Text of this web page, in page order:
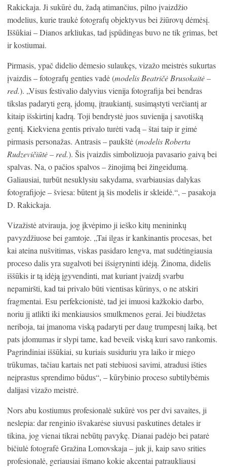
Rakickaja. Ji sukūrė du, žadą atimančius, pilno įvaizdžio
modelius, kurie traukė fotografų objektyvus bei žiūrovų dėmėsį.
Iššūkiai – Dianos arkliukas, tad įspūdingas buvo ne tik grimas, bet
ir kostiumai.
Pirmasis, ypač didelio dėmesio sulaukęs, vizažo meistrės sukurtas
įvaizdis – fotografų genties vadė (modelis Beatričė Brusokaitė –
red.). „Visus festivalio dalyvius vienija fotografija bei bendras
tikslas padaryti gerą, įdomų, įtraukiantį, susimąstyti verčiantį ar
kitaip išskirtinį kadrą. Toji bendrystė juos suvienija į savotišką
gentį. Kiekviena gentis privalo turėti vadą – štai taip ir gimė
pirmasis personažas. Antrasis – paukštė (modelis Roberta
Rudzevičiūtė – red.). Šis įvaizdis simbolizuoja pavasario gaivą bei
spalvas. Na, o pačios spalvos – žinojimą bei žingeidumą.
Galiausiai, turbūt nesuklysiu sakydama, svarbiausias dalykas
fotografijoje – šviesa: būtent ją šis modelis ir skleidė.“, – pasakoja
D. Rakickaja.
Vizažistė atvirauja, jog įkvėpimo ji ieško kitų menininkų
pavyzdžiuose bei gamtoje. „Tai ilgas ir kankinantis procesas, bet
kai ateina nušvitimas, viskas pasidaro lengva, mat sudėtingiausia
proceso dalis yra sugalvoti bei išsigryninti idėją. Žinoma, didelis
iššūkis ir tą idėją įgyvendinti, mat kuriant įvaizdį svarbu
nepamiršti, kad tai privalo būti vientisas kūrinys, o ne atskiri
fragmentai. Esu perfekcionistė, tad jei imuosi kažkokio darbo,
noriu jį atlikti iki menkiausios smulkmenos gerai. Jei biudžetas
neriboja, tai įmanoma viską padaryti per daug trumpesnį laiką, bet
pats įdomumas ir slypi tame, kad beveik viską kuri savo rankomis.
Pagrindiniai iššūkiai, su kuriais susiduriu yra laiko ir miego
trūkumas, tačiau kartais net pati stebiuosi savimi, atradusi išties
neįprastus sprendimo būdus“, – kūrybinio proceso subtilybėmis
dalijasi vizažo meistrė.
Nors abu kostiumus profesionalė sukūrė vos per dvi savaites, ji
neslepia: dar renginio išvakarėse siuvusi paskutines detales ir
tikina, jog vienai tikrai nebūtų pavykę. Dianai padėjo bei patarė
bičiulė fotografė Gražina Lomovskaja – juk ji, kaip savo srities
profesionalė, geriausiai išmano kokie akcentai patraukliausi